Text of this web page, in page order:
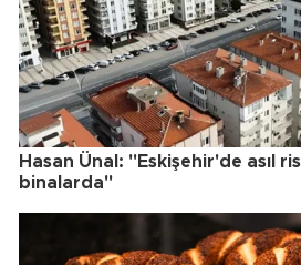
Hasan Ünal: "Eskişehir'de asıl
binalarda"